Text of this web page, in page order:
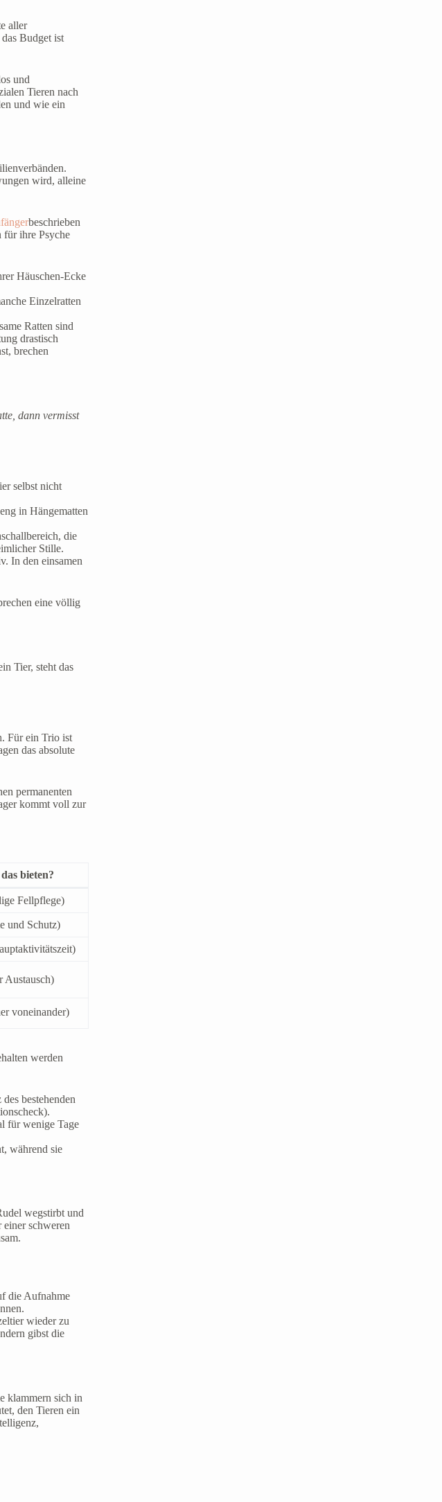
aller
Budget ist
und
Tieren nach
und wie ein
wird, alleine
beschrieben
für ihre Psyche
Häuschen-Ecke
Einzelratten
Ratten sind
drastisch
brechen
dann vermisst
selbst nicht
in Hängematten
die
Stille.
In den einsamen
eine völlig
Tier, steht das
Für ein Trio ist
das absolute
permanenten
kommt voll zur
bieten?
Fellpflege)
und Schutz)
Austausch)
voneinander)
werden
bestehenden
für wenige Tage
während sie
wegstirbt und
einer schweren
die Aufnahme
wieder zu
gibst die
klammern sich in
den Tieren ein